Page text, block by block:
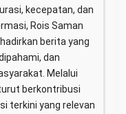
kecepatan, dan
Rois Saman
berita yang
dan
Melalui
berkontribusi
terkini yang relevan